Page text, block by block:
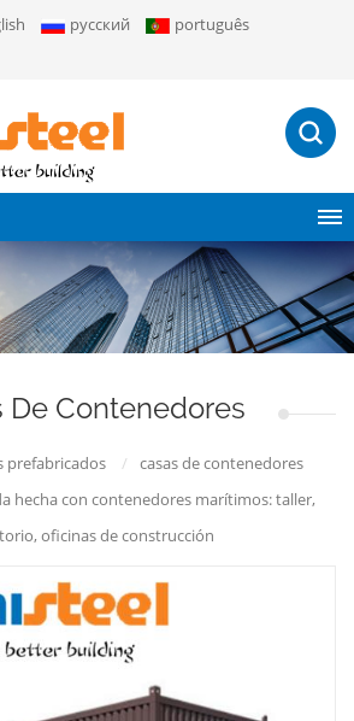
русский
português
De Contenedores
prefabricados /
casas de contenedores
hecha con contenedores marítimos: taller,
oficinas de construcción